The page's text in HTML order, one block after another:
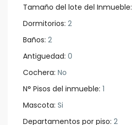
Tamaño del lote del Inmueble:
Dormitorios: 2
Baños: 2
Antiguedad: 0
Cochera: No
N° Pisos del inmueble: 1
Mascota: Si
Departamentos por piso: 2